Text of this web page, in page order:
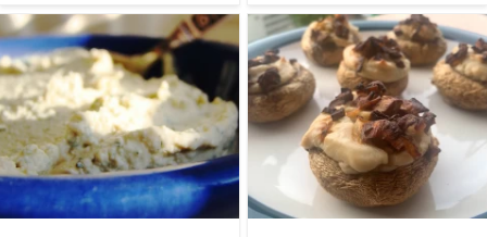
במטבח, ולרענן את המתכון
עם הצעות הגיוון שלנו.
קל 45 דקות
16 פטריות ממולאות
קל 10 דקות